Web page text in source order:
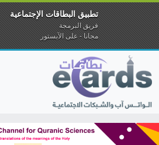
تطبيق البطاقات الإجتماعية
فريق البرمجة
مجانا - على الآبستور